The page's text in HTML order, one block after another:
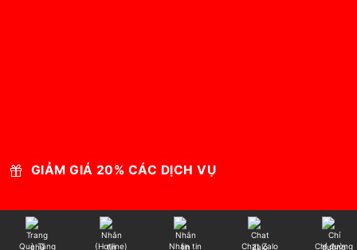
GIẢM GIÁ 20% CÁC DỊCH VỤ
Quà Tặng (Hotline) Nhắn tin Chat Zalo Chỉ đường